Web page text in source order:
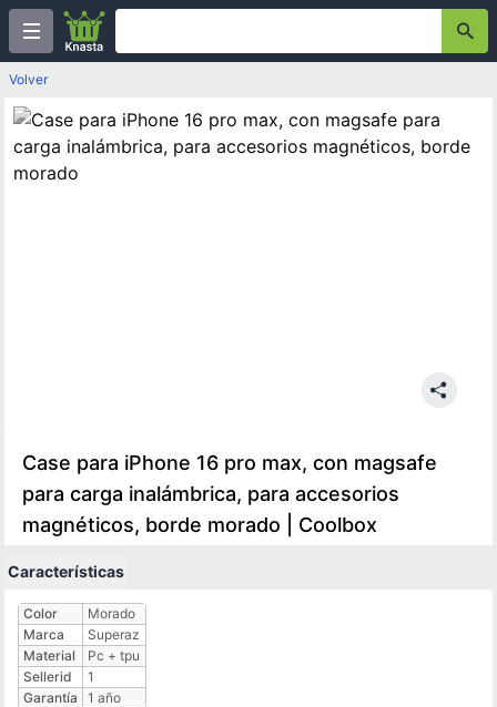
Volver
Case para iPhone 16 pro max, con magsafe
para carga inalámbrica, para accesorios
magnéticos, borde morado | Coolbox
Características
Características técnicas
Color
Morado
Marca
Superaz
Material
Pc + tpu
Sellerid
1
Garantía
1 año